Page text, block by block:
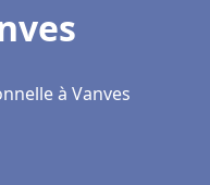
à Vanves